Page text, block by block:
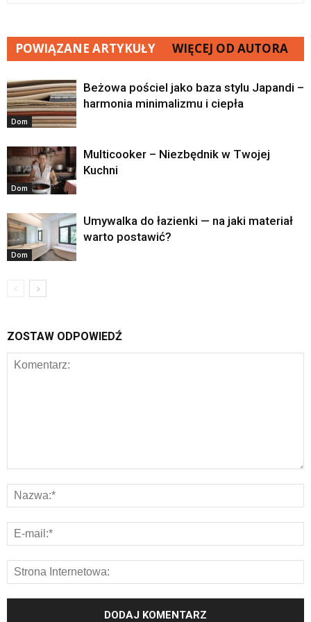
POWIĄZANE ARTYKUŁY WIĘCEJ OD AUTORA
Dom
Beżowa pościel jako baza stylu Japandi –
harmonia minimalizmu i ciepła
Dom
Multicooker – Niezbędnik w Twojej
Kuchni
Dom
Umywalka do łazienki — na jaki materiał
warto postawić?
ZOSTAW ODPOWIEDŹ